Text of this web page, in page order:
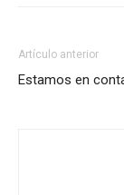
Artículo anterior
Estamos en